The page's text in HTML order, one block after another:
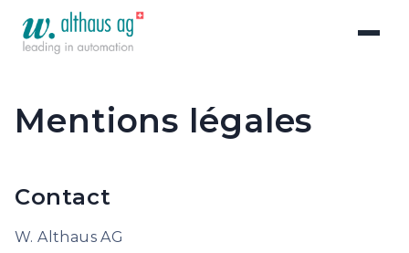
Mentions légales
Contact
W. Althaus AG